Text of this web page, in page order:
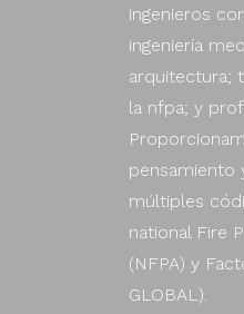
ingenieros
ingeniería
arquitectura;
la nfpa; y
pensamiento
múltiples
national Fire
(NFPA) y
GLOBAL).